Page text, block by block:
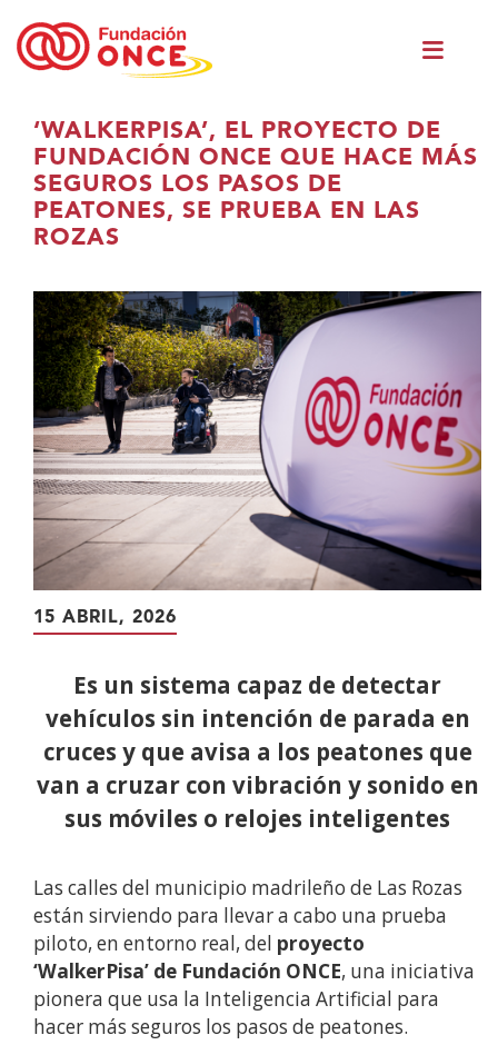
Eduki
nagusian
zaude
‘WALKERPISA’, EL PROYECTO DE
FUNDACIÓN ONCE QUE HACE MÁS
SEGUROS LOS PASOS DE
PEATONES, SE PRUEBA EN LAS
ROZAS
15 ABRIL, 2026
Es un sistema capaz de detectar
vehículos sin intención de parada en
cruces y que avisa a los peatones que
van a cruzar con vibración y sonido en
sus móviles o relojes inteligentes
Las calles del municipio madrileño de Las Rozas
están sirviendo para llevar a cabo una prueba
piloto, en entorno real, del proyecto
‘WalkerPisa’ de Fundación ONCE, una iniciativa
pionera que usa la Inteligencia Artificial para
hacer más seguros los pasos de peatones.